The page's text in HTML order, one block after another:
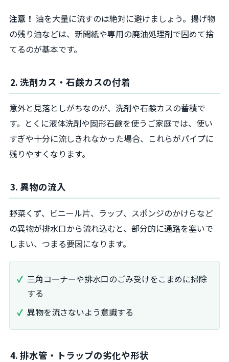
注意！ 油を大量に流すのは絶対に避けましょう。揚げ物
の残り油などは、新聞紙や専用の廃油処理剤で固めて捨
てるのが基本です。
2. 洗剤カス・石鹸カスの付着
意外と見落としがちなのが、洗剤や石鹸カスの蓄積で
す。とくに液体洗剤や固形石鹸を使うご家庭では、使い
すぎや十分に流しきれなかった場合、これらがパイプに
残りやすくなります。
3. 異物の流入
野菜くず、ビニール片、ラップ、スポンジのかけらなど
の異物が排水口から流れ込むと、部分的に通路を塞いで
しまい、つまる要因になります。
三角コーナーや排水口のごみ受けをこまめに掃除
する
異物を流さないよう意識する
4. 排水管・トラップの劣化や形状